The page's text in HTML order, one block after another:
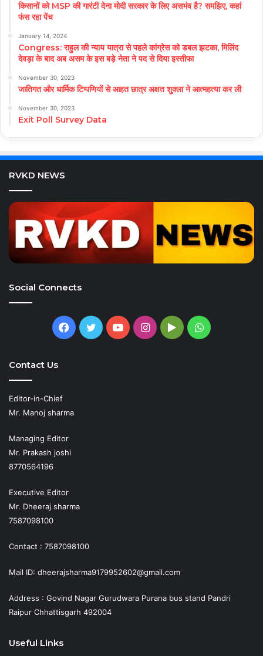
किसानों को MSP की गारंटी देना मोदी सरकार के लिए असभंव है? समझिए, कहां
फंस रहा पेंच
January 14, 2024
Congress: राहुल की न्याय यात्रा से पहले कांग्रेस को डबल झटका, मिलिंद
देवड़ा के बाद अब असम के इस बड़े नेता ने पद से दिया इस्तीफा
November 30, 2023
जातिगत और धार्मिक टिप्पणियों से आहत छात्र अक्षत शुक्ला ने आत्महत्या कर ली
November 30, 2023
Exit Poll Survey Data
RVKD NEWS
Social Connects
Facebook
TwitterYouTubeInstagram
GoogleWhatsApp
Contact Us
Editor-in-Chief
Mr. Manoj sharma
Managing Editor
Mr. Prakash joshi
8770564196
Executive Editor
Mr. Dheeraj sharma
7587098100
Contact : 7587098100
Mail ID: dheerajsharma9179952602@gmail.com
Address : Govind Nagar Gurudwara Purana bus stand Pandri
Raipur Chhattisgarh 492004
Useful Links